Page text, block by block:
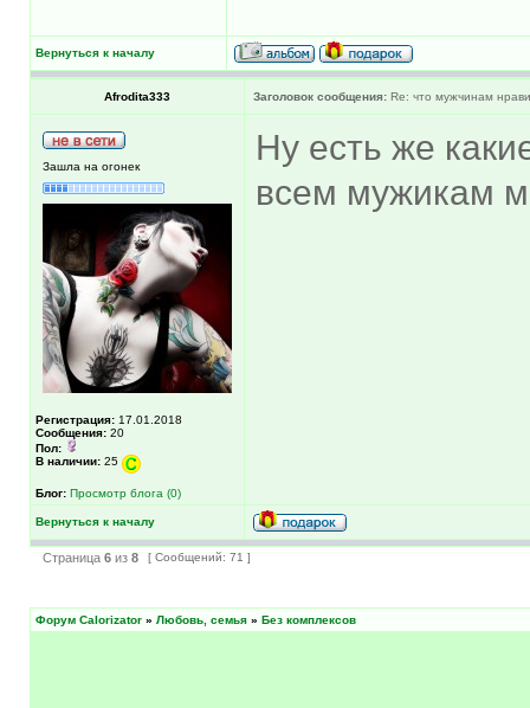
Вернуться к началу
Afrodita333 Заголовок сообщения: Re: что мужчинам
Зашла на огонек
Регистрация: 17.01.2018
Сообщения: 20
Пол:
В наличии: 25
Блог: Просмотр блога (0)
Ну есть же
всем мужикам
Вернуться к началу
Страница 6 из 8 [ Сообщений: 71 ]
Форум Calorizator » Любовь, семья » Без комплексов